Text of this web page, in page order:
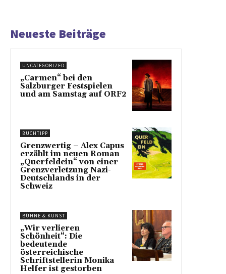
Neueste Beiträge
UNCATEGORIZED
„Carmen“ bei den
Salzburger Festspielen
und am Samstag auf ORF2
BUCHTIPP
Grenzwertig – Alex Capus
erzählt im neuen Roman
„Querfeldein“ von einer
Grenzverletzung Nazi-
Deutschlands in der
Schweiz
BÜHNE & KUNST
„Wir verlieren
Schönheit“: Die
bedeutende
österreichische
Schriftstellerin Monika
Helfer ist gestorben